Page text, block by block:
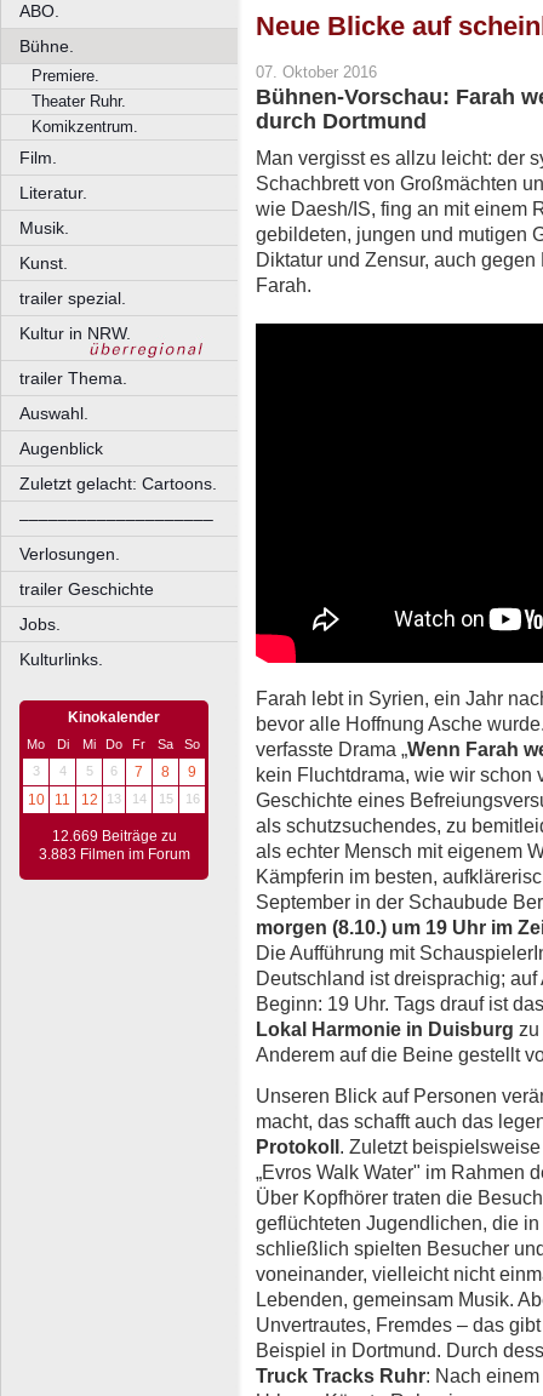
ABO.
Bühne.
Premiere.
Theater Ruhr.
Komikzentrum.
Film.
Literatur.
Musik.
Kunst.
trailer spezial.
Kultur in NRW.
trailer Thema.
Auswahl.
Augenblick
Zuletzt gelacht: Cartoons.
––––––––––––––––––––
Verlosungen.
trailer Geschichte
Jobs.
Kulturlinks.
Kinokalender
Mo Di Mi Do Fr Sa
So
3
4 5 6 7 8
9
10
11 12 13 14 15 16
12.669 Beiträge zu
3.883 Filmen im Forum
Neue Blicke auf
07. Oktober 2016
Bühnen-Vorschau: Farah
durch Dortmund
Man vergisst es allzu leicht: der
Schachbrett von Großmächten
wie Daesh/IS, fing an mit einem
gebildeten, jungen und mutigen
Diktatur und Zensur, auch
Farah.
Farah lebt in Syrien, ein Jahr
bevor alle Hoffnung Asche
verfasste Drama „ Wenn Farah
kein Fluchtdrama, wie wir schon
Geschichte eines
als schutzsuchendes, zu
als echter Mensch mit eigenem
Kämpferin im besten,
September in der Schaubude
morgen (8.10.) um 19 Uhr im
Die Aufführung mit
Deutschland ist dreisprachig;
Beginn: 19 Uhr. Tags drauf ist
Lokal Harmonie in Duisburg
Anderem auf die Beine gestellt
Unseren Blick auf Personen
macht, das schafft auch das
Protokoll. Zuletzt
„Evros Walk Water" im Rahmen
Über Kopfhörer traten die
geflüchteten Jugendlichen, die
schließlich spielten Besucher
voneinander, vielleicht nicht
Lebenden, gemeinsam Musik.
Unvertrautes, Fremdes – das
Beispiel in Dortmund. Durch
Truck Tracks Ruhr: Nach